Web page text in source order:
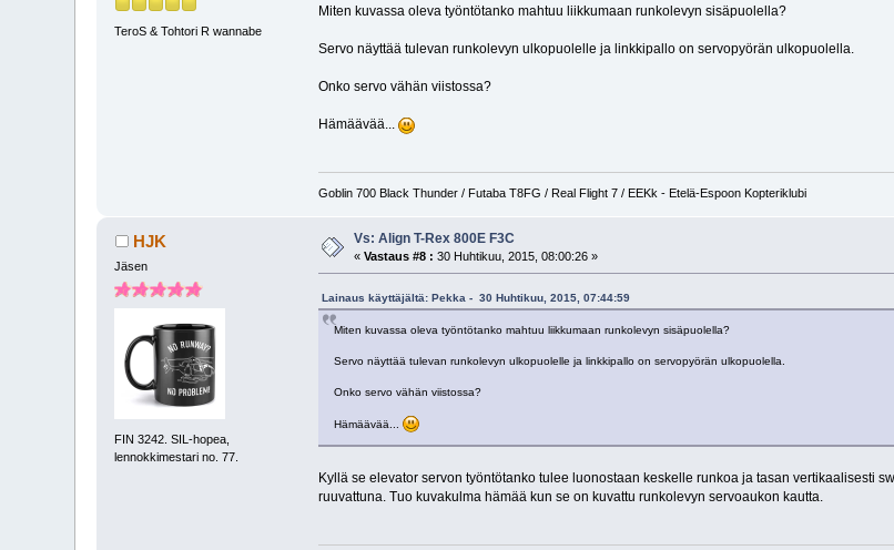
TeroS & Tohtori R wannabe
Miten kuvassa oleva työntötanko mahtuu liikkumaan runkolevyn sisäpuolella?
Servo näyttää tulevan runkolevyn ulkopuolelle ja linkkipallo on servopyörän ulkopuolella.
Onko servo vähän viistossa?
Hämäävää...
Goblin 700 Black Thunder / Futaba T8FG / Real Flight 7 / EEKk - Etelä-Espoon Kopteriklubi
HJK
Jäsen
FIN 3242. SIL-hopea,
lennokkimestari no. 77.
Vs: Align T-Rex 800E F3C
«Vastaus #8 : 30 Huhtikuu, 2015, 08:00:26 »
Lainaus käyttäjältä: Pekka - 30 Huhtikuu, 2015, 07:44:59
Miten kuvassa oleva työntötanko mahtuu liikkumaan runkolevyn sisäpuolella?
Servo näyttää tulevan runkolevyn ulkopuolelle ja linkkipallo on servopyörän ulkopuolella.
Onko servo vähän viistossa?
Hämäävää...
Kyllä se elevator servon työntötanko tulee luonostaan keskelle runkoa ja tasan vertikaalisesti
ruuvattuna. Tuo kuvakulma hämää kun se on kuvattu runkolevyn servoaukon kautta.